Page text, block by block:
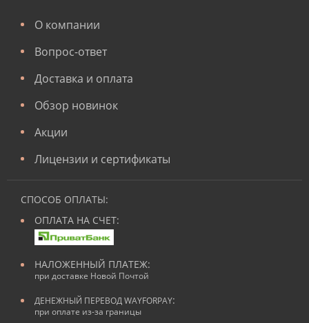
О компании
Вопрос-ответ
Доставка и оплата
Обзор новинок
Акции
Лицензии и сертификаты
СПОСОБ ОПЛАТЫ:
ОПЛАТА НА СЧЕТ:
НАЛОЖЕННЫЙ ПЛАТЕЖ:
при доставке Новой Почтой
ДЕНЕЖНЫЙ ПЕРЕВОД WAYFORPAY:
при оплате из-за границы